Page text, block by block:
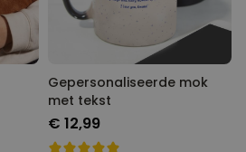
Gepersonaliseerde mok
met tekst
€ 12,99